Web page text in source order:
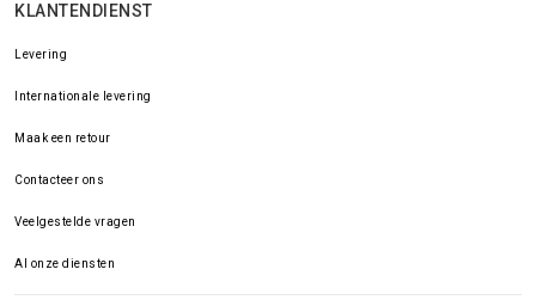
KLANTENDIENST
Levering
Internationale levering
Maak een retour
Contacteer ons
Veelgestelde vragen
Al onze diensten